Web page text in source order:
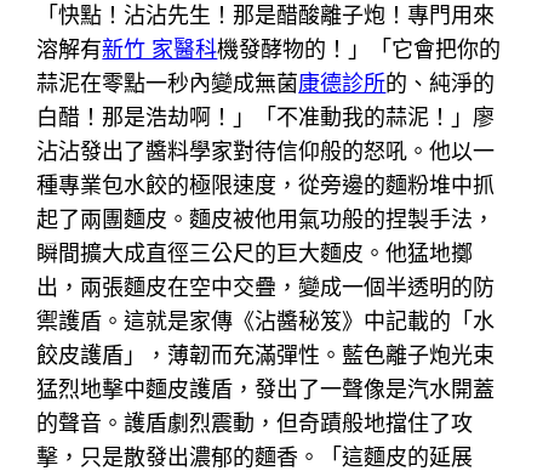
「快點！沾沾先生！那是醋酸離子炮！專門用來
溶解有新竹 家醫科機發酵物的！」「它會把你的
蒜泥在零點一秒內變成無菌康德診所的、純淨的
白醋！那是浩劫啊！」「不准動我的蒜泥！」廖
沾沾發出了醬料學家對待信仰般的怒吼。他以一
種專業包水餃的極限速度，從旁邊的麵粉堆中抓
起了兩團麵皮。麵皮被他用氣功般的捏製手法，
瞬間擴大成直徑三公尺的巨大麵皮。他猛地擲
出，兩張麵皮在空中交疊，變成一個半透明的防
禦護盾。這就是家傳《沾醬秘笈》中記載的「水
餃皮護盾」，薄韌而充滿彈性。藍色離子炮光束
猛烈地擊中麵皮護盾，發出了一聲像是汽水開蓋
的聲音。護盾劇烈震動，但奇蹟般地擋住了攻
擊，只是散發出濃郁的麵香。「這麵皮的延展